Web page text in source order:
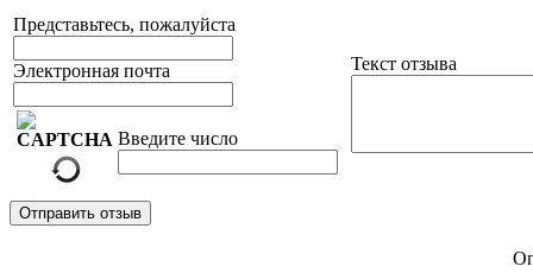
Представьтесь, пожалуйста
Электронная почта
Введите число
Текст отзыва
Отправить отзыв